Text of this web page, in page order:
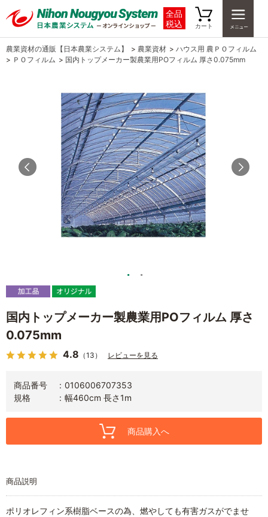
全品
税込
カート
農業資材の通販【日本農業システム】 > 農業資材 > ハウス用 農ＰＯフィルム
> ＰＯフィルム > 国内トップメーカー製農業用POフィルム 厚さ0.075mm
国内トップメーカー製農業用POフィルム 厚さ
0.075mm
4.8 （13） レビューを見る
商品番号
0106006707353
規格
幅460cm 長さ1m
商品購入へ
商品説明
ポリオレフィン系樹脂ベースの為、燃やしても有害ガスがでませ